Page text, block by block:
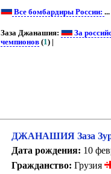
Все бомбардиры России: ... |
Заза Джанашия: За
чемпионов(1) |
ДЖАНАШИЯ Заза
Дата рождения: 10
Гражданство: Грузия